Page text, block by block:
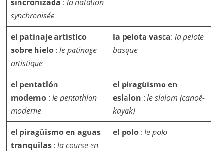
sincronizada :la natation
synchronisée
el patinaje artístico
sobre hielo :le patinage
artistique
la pelota vasca:la pelote
basque
el pentatlón
moderno :le pentathlon
moderne
el piragüismo en
eslalon :le slalom (canoë-
kayak)
el piragüismo en aguas
tranquilas :la course en
el polo :le polo